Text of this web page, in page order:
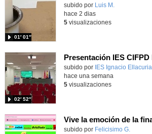
Contenido educativo.
subido por Luis M.
01′ 01″
hace 2 dias
5visualizaciones
Contenido educativo.
subido por IES Ignacio Ellacuria
02′ 52″
hace una semana
5visualizaciones
Contenido educativo.
subido por Felicisimo G.